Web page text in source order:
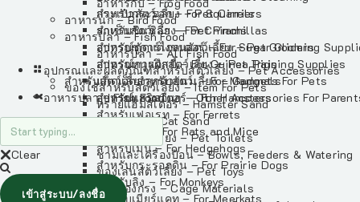
อาหารนก – Bird Food
อาหารปลา – Fish Food
อาหารปลา – All Fish Food
อุปกรณและผลิตภัณฑ์สำหรับสัตว์เลี้ยง – Pet Accessories
ของใช้สำหรับสัตว์เลี้ยง – Item For Pets
ทรายแฮมสเตอร์ – Hamster Sand
ทรายแมว – Cat Sand
ห้องน้ำสัตว์เลี้ยง – Pet Toilets
ชามและเครื่องป้อน – Bowls, Feeders & Watering
ของเล่นสัตว์เลี้ยง – Pet Toys
วัสดุรองกรง – Cage Materials
กระเป๋าสัตว์เลี้ยง – Pet Carriers
รถเข็นสัตว์เลี้ยง – Pet Prams
อุปกรณ์ตัดแต่งขนสัตว์เลี้ยง – Pet Grooming
อุปกรณ์การฝึกสัตว์เลี้ยง – Pet Training Supplies
แก็ดเจ็ตสำหรับสัตว์เลี้ยง – Gadgets For Pets
อุปกรณ์เสริมอื่นๆ – Other Accessories For
สำหรับกระรอก – For Squirrels
สำหรับชินชิล่า – For Chinchillas
สำหรับชูการ์ไกลเดอร์ – For Sugar Gliders
สำหรับหนูแกสบี้ – For Guinea Pigs
สำหรับสัตว์เลี้ยงลูกด้วยนม – For Mammals
สำหรับแฮมสเตอร์ – For Hamsters
สำหรับเฟอเรท – For Ferrets
สำหรับหนู – For Rats and Mice
สำหรับเม่น – For Hedgehogs
สำหรับกระรอกดิน – For Prairie Dogs
สำหรับลิง – For Monkeys
สำหรับเมียร์แคท – For Meerkats
อาหารปลา – Fish Food
Clear
เข้าสู่ระบบ/ลงชื่อ